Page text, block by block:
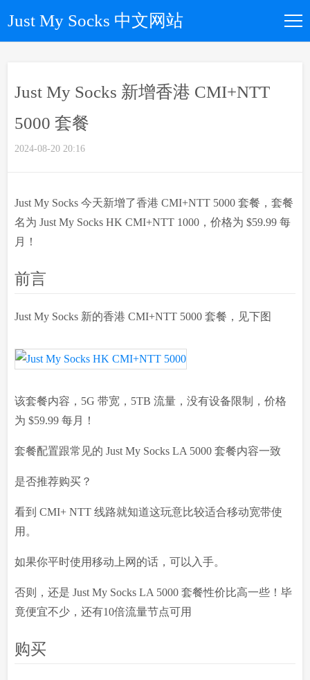
Just My Socks 中文网站
优惠码
关于我们
Just My Socks 新增香港 CMI+NTT
5000 套餐
2024-08-20 20:16
Just My Socks 今天新增了香港 CMI+NTT 5000 套餐，套餐
名为 Just My Socks HK CMI+NTT 1000，价格为 $59.99 每
月！
前言
Just My Socks 新的香港 CMI+NTT 5000 套餐，见下图
该套餐内容，5G 带宽，5TB 流量，没有设备限制，价格
为 $59.99 每月！
套餐配置跟常见的 Just My Socks LA 5000 套餐内容一致
是否推荐购买？
看到 CMI+ NTT 线路就知道这玩意比较适合移动宽带使
用。
如果你平时使用移动上网的话，可以入手。
否则，还是 Just My Socks LA 5000 套餐性价比高一些！毕
竟便宜不少，还有10倍流量节点可用
购买